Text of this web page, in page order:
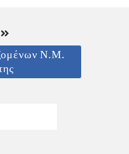
Ν.Μ.